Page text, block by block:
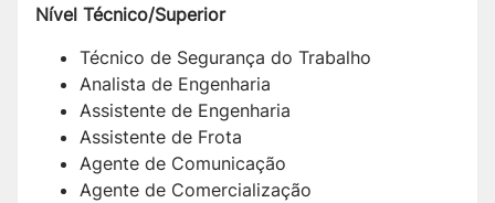
Nível Técnico/Superior
Técnico de Segurança do Trabalho
Analista de Engenharia
Assistente de Engenharia
Assistente de Frota
Agente de Comunicação
Agente de Comercialização